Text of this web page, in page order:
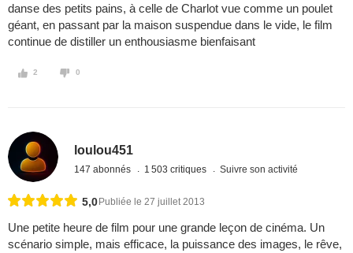
danse des petits pains, à celle de Charlot vue comme un poulet
géant, en passant par la maison suspendue dans le vide, le film
continue de distiller un enthousiasme bienfaisant
2 0
loulou451
147 abonnés 1 503 critiques Suivre son activité
5,0 Publiée le 27 juillet 2013
Une petite heure de film pour une grande leçon de cinéma. Un
scénario simple, mais efficace, la puissance des images, le rêve,